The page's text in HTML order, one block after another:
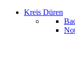
Kreis Düren